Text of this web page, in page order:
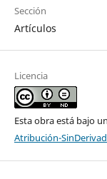
Sección
Artículos
Licencia
Esta obra está bajo
Atribución-